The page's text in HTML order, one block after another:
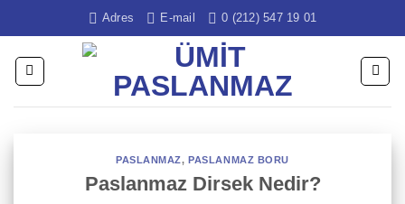
atla
Adres E-mail 0 (212) 547 19 01
PASLANMAZ,PASLANMAZ BORU
Paslanmaz Dirsek Nedir?